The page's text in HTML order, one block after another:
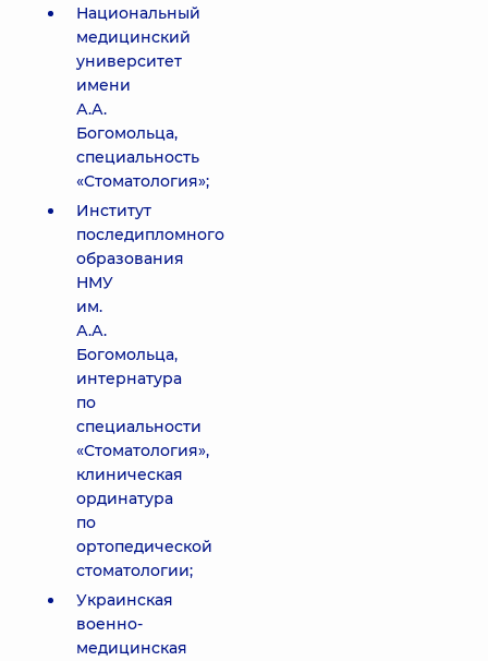
Национальный
медицинский
университет
имени
А.А.
Богомольца,
специальность
«Стоматология»;
Институт
последипломного
образования
НМУ
им.
А.А.
Богомольца,
интернатура
по
специальности
«Стоматология»,
клиническая
ординатура
по
ортопедической
стоматологии;
Украинская
военно-
медицинская